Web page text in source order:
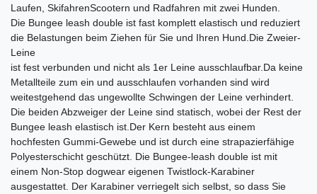
Laufen, SkifahrenScootern und Radfahren mit zwei Hunden.
Die Bungee leash double ist fast komplett elastisch und reduziert
die Belastungen beim Ziehen für Sie und Ihren Hund.Die Zweier-
Leine
ist fest verbunden und nicht als 1er Leine ausschlaufbar.Da keine
Metallteile zum ein und ausschlaufen vorhanden sind wird
weitestgehend das ungewollte Schwingen der Leine verhindert.
Die beiden Abzweiger der Leine sind statisch, wobei der Rest der
Bungee leash elastisch ist.Der Kern besteht aus einem
hochfesten Gummi-Gewebe und ist durch eine strapazierfähige
Polyesterschicht geschützt. Die Bungee-leash double ist mit
einem Non-Stop dogwear eigenen Twistlock-Karabiner
ausgestattet. Der Karabiner verriegelt sich selbst, so dass Sie